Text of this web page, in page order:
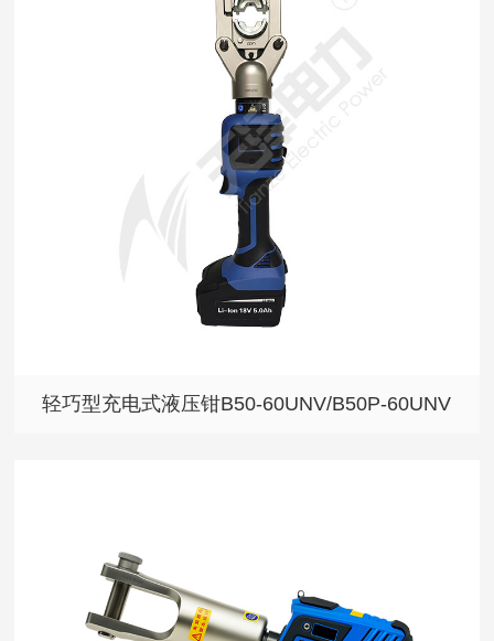
轻巧型充电式液压钳B50-60UNV/B50P-60UNV